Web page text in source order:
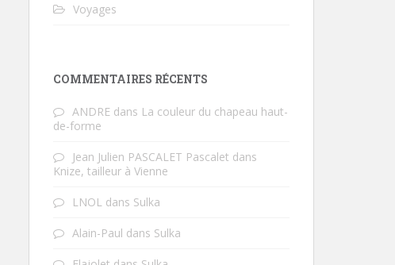
Voyages
COMMENTAIRES RÉCENTS
ANDRE dans La couleur du chapeau haut-
de-forme
Jean Julien PASCALET Pascalet dans
Knize, tailleur à Vienne
LNOL dans Sulka
Alain-Paul dans Sulka